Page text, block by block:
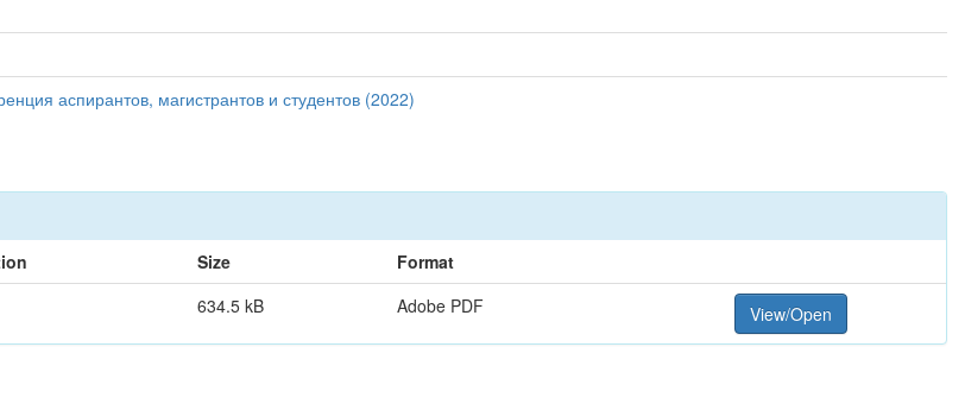
аспирантов, магистрантов и студентов (2022)
Size
Format
634.5 kB Adobe PDF View/Open